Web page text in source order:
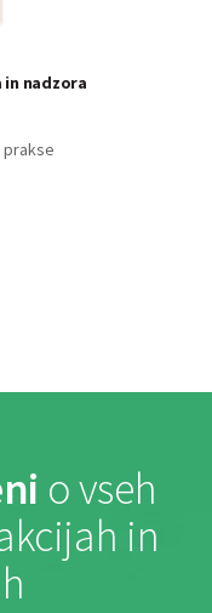
nadzora
o vseh
in